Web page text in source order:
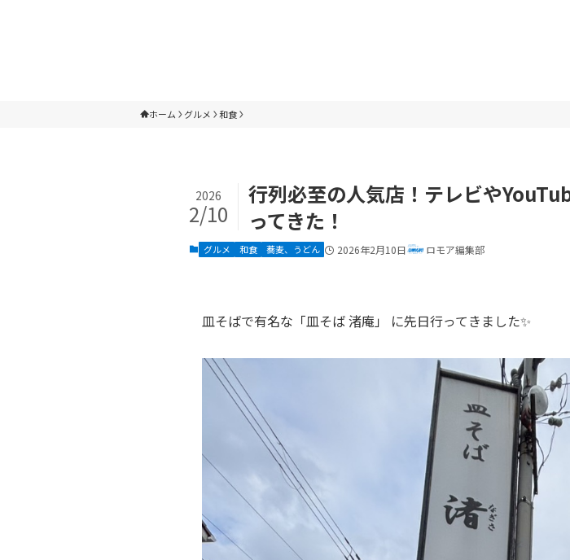
ホーム グルメ 和食
行列必至の人気店！テレビや
ってきた！
2026
2/10
グルメ 和食 蕎麦、うどん 2026年2月10日 ロモア編集部
皿そばで有名な「皿そば 渚庵」 に先日行ってきました✨